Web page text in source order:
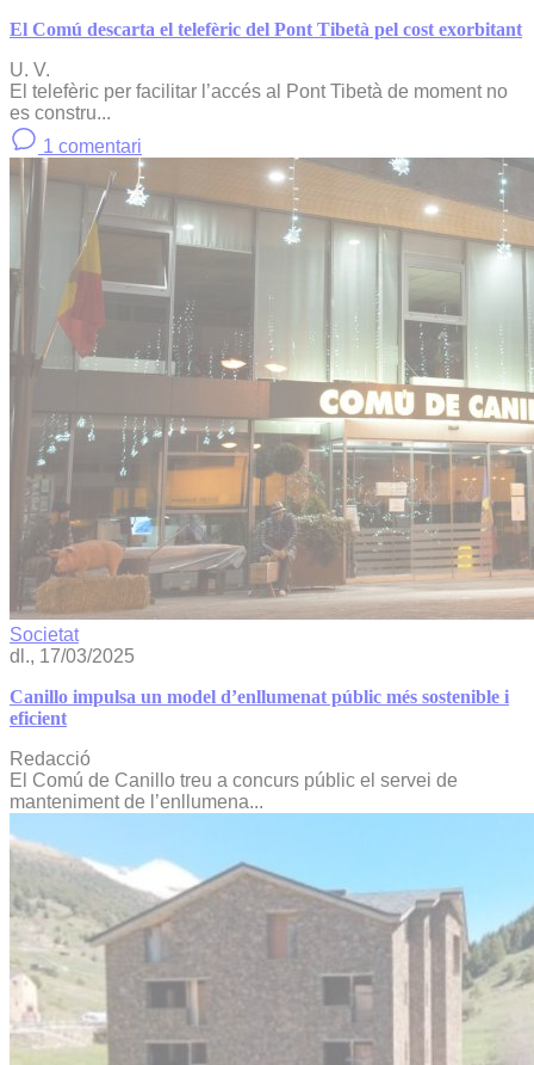
El Comú descarta el telefèric del Pont Tibetà pel cost exorbitant
U. V.
El telefèric per facilitar l’accés al Pont Tibetà de moment no
es constru...
1 comentari
Societat
dl., 17/03/2025
Canillo impulsa un model d’enllumenat públic més sostenible i
eficient
Redacció
El Comú de Canillo treu a concurs públic el servei de
manteniment de l’enllumena...